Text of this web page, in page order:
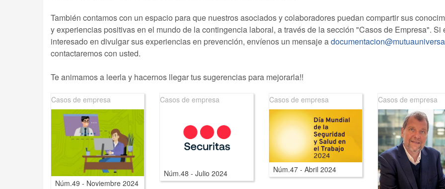
También contamos con un espacio para que nuestros asociados y colaboradores puedan compartir sus
y experiencias positivas en el mundo de la contingencia laboral, a través de la sección "Casos de Empresa". Si
interesado en divulgar sus experiencias en prevención, envíenos un mensaje a
contactaremos con usted.
Te animamos a leerla y hacernos llegar tus sugerencias para mejorarla!!
Casos de empresa
Núm.49 - Noviembre 2024
Casos de empresa
Núm.48 - Julio 2024
Casos de empresa
Núm.47 - Abril 2024
Casos de empresa